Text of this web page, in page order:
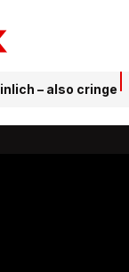
– also cringe